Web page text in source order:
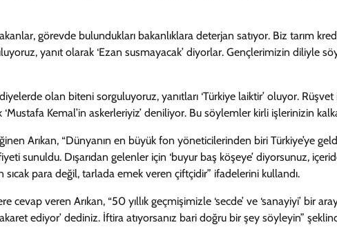
görevde bulundukları bakanlıklara deterjan satıyor. Biz tarım
yanıt olarak ‘Ezan susmayacak’ diyorlar. Gençlerimizin diliyle
olan biteni sorguluyoruz, yanıtları ‘Türkiye laiktir’ oluyor. Rüşvet
‘Mustafa Kemal’in askerleriyiz’ deniliyor. Bu söylemler kirli işlerinizin
Arıkan, “Dünyanın en büyük fon yöneticilerinden biri Türkiye’ye
sunuldu. Dışarıdan gelenler için ‘buyur baş köşeye’ diyorsunuz,
sıcak para değil, tarlada emek veren çiftçidir” ifadelerini kullandı.
cevap veren Arıkan, “50 yıllık geçmişimizle ‘secde’ ve ‘sanayiyi’ bir
ediyor’ dediniz. İftira atıyorsanız bari doğru bir şey söyleyin”